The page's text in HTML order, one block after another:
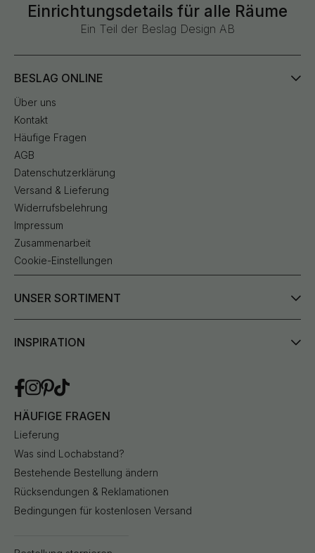
Einrichtungsdetails für alle Räume
Ein Teil der Beslag Design AB
BESLAG ONLINE
Über uns
Kontakt
Häufige Fragen
AGB
Datenschutzerklärung
Versand & Lieferung
Widerrufsbelehrung
Impressum
Zusammenarbeit
Cookie-Einstellungen
UNSER SORTIMENT
INSPIRATION
HÄUFIGE FRAGEN
Lieferung
Was sind Lochabstand?
Bestehende Bestellung ändern
Rücksendungen & Reklamationen
Bedingungen für kostenlosen Versand